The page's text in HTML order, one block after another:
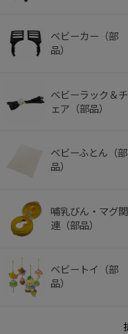
ベビーカー（部
品）
ベビーラック＆チ
ェア（部品）
ベビーふとん（部
品）
哺乳びん・マグ関
連（部品）
ベビートイ（部
品）